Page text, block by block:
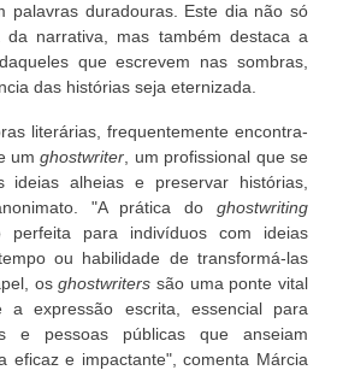
palavras duradouras. Este dia não só
narrativa, mas também destaca a
que escrevem nas sombras,
das histórias seja eternizada.
literárias, frequentemente encontra-
umghostwriter , um profissional que se
alheias e preservar histórias,
"A prática do ghostwriting
perfeita para indivíduos com ideias
ou habilidade de transformá-las
osghostwriterssão uma ponte vital
expressão escrita, essencial para
e pessoas públicas que anseiam
eficaz e impactante", comenta Márcia